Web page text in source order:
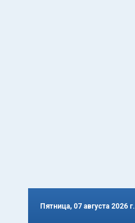
Пятница, 07 августа 2026 г.